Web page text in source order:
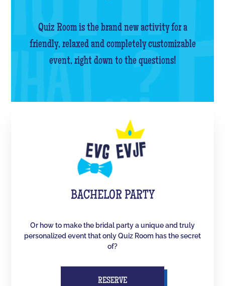
Quiz Room is the brand new activity for a
friendly, relaxed and completely customizable
event, right down to the questions!
BACHELOR PARTY
Or how to make the bridal party a unique and truly
personalized event that only Quiz Room has the secret
of?
RESERVE